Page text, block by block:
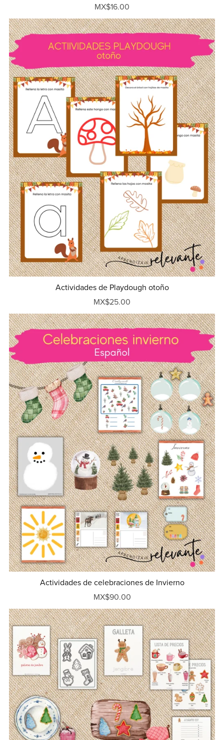
MX$16.00
Actividades de Playdough otoño
MX$25.00
Actividades de celebraciones de Invierno
MX$90.00